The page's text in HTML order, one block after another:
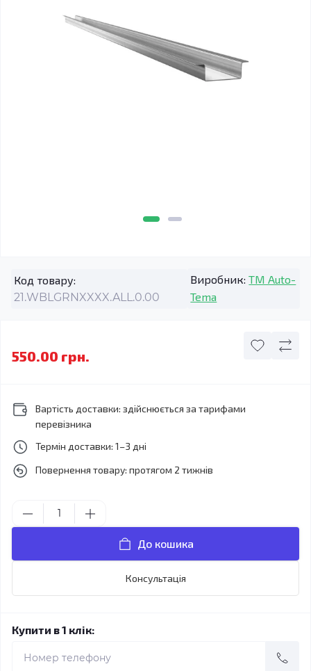
Код товару:
21.WBLGRNXXXX.ALL.0.00
Виробник: TM Auto-
Tema
550.00 грн.
Вартість доставки: здійснюється за тарифами
перевізника
Термін доставки: 1–3 дні
Повернення товару: протягом 2 тижнів
До кошика
Консультація
Купити в 1 клік: